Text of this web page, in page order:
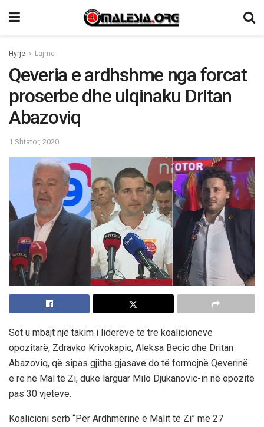
Hyrje Lajme
Qeveria e ardhshme nga forcat
proserbe dhe ulqinaku Dritan
Abazoviq
1 Shtator, 2020
Sot u mbajt një takim i liderëve të tre koalicioneve
opozitarë, Zdravko Krivokapic, Aleksa Becic dhe Dritan
Abazoviq, që sipas gjitha gjasave do të formojnë Qeverinë
e re në Mal të Zi, duke larguar Milo Djukanovic-in në opozitë
pas 30 vjetëve.
Koalicioni serb “Për Ardhmërinë e Malit të Zi” me 27